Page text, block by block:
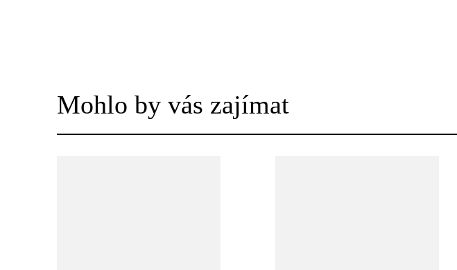
Mohlo by vás zajímat